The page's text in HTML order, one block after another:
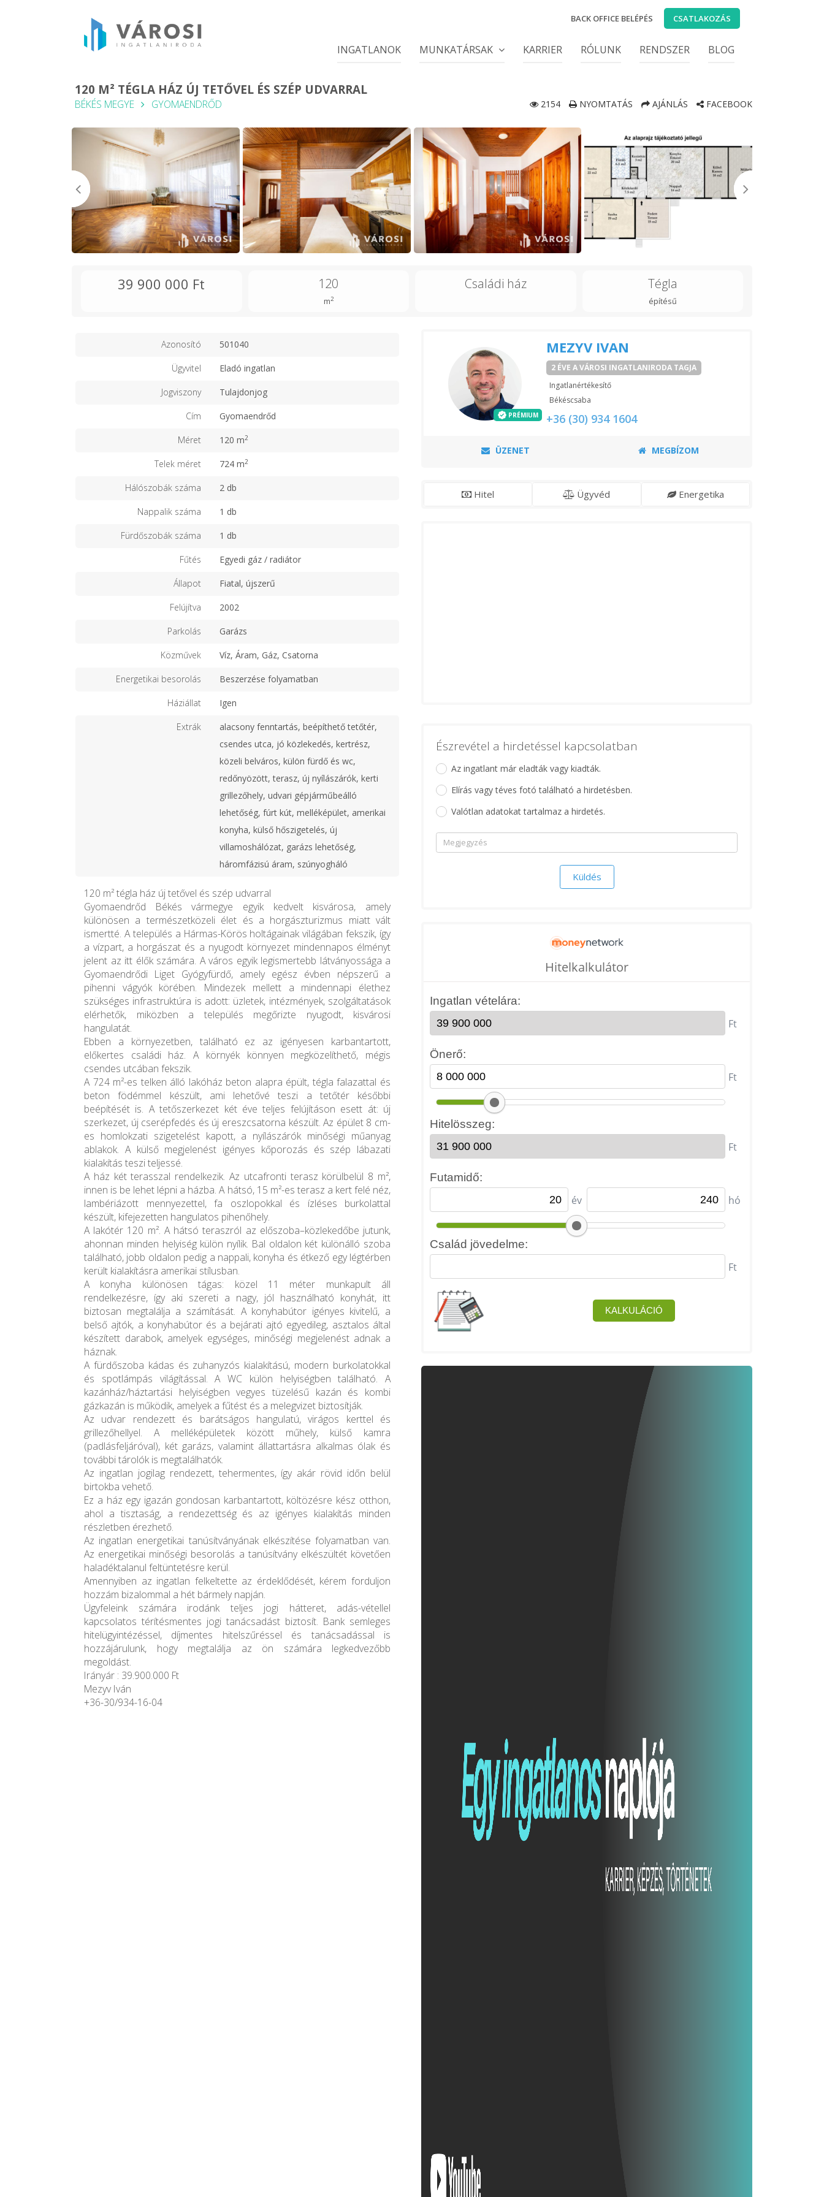
BACK OFFICE BELÉPÉS CSATLAKOZÁS
INGATLANOK MUNKATÁRSAK KARRIER RÓLUNK RENDSZER BLOG
120 M² TÉGLA HÁZ ÚJ TETŐVEL ÉS SZÉP UDVARRAL
BÉKÉS MEGYE GYOMAENDRŐD 2154 NYOMTATÁS AJÁNLÁS FACEBOOK
39 900 000 Ft 120
m2
Családi ház Tégla
építésű
Azonosító 501040
Ügyvitel Eladó ingatlan
Jogviszony Tulajdonjog
Cím Gyomaendrőd
Méret 120 m2
Telek méret 724 m2
Hálószobák száma 2 db
Nappalik száma 1 db
Fürdőszobák száma 1 db
Fűtés Egyedi gáz / radiátor
Állapot Fiatal, újszerű
Felújítva 2002
Parkolás Garázs
Közművek Víz, Áram, Gáz, Csatorna
Energetikai besorolás Beszerzése folyamatban
Háziállat Igen
Extrák
alacsony fenntartás, beépíthető tetőtér,
csendes utca, jó közlekedés, kertrész,
közeli belváros, külön fürdő és wc,
redőnyözött, terasz, új nyílászárók, kerti
grillezőhely, udvari gépjárműbeálló
lehetőség, fúrt kút, melléképület, amerikai
konyha, külső hőszigetelés, új
villamoshálózat, garázs lehetőség,
háromfázisú áram, szúnyogháló
120 m² tégla ház új tetővel és szép udvarral
Gyomaendrőd Békés vármegye egyik kedvelt kisvárosa, amely
különösen a természetközeli élet és a horgászturizmus miatt vált
ismertté. A település a Hármas-Körös holtágainak világában fekszik, így
a vízpart, a horgászat és a nyugodt környezet mindennapos élményt
jelent az itt élők számára. A város egyik legismertebb látványossága a
Gyomaendrődi Liget Gyógyfürdő, amely egész évben népszerű a
pihenni vágyók körében. Mindezek mellett a mindennapi élethez
szükséges infrastruktúra is adott: üzletek, intézmények, szolgáltatások
elérhetők, miközben a település megőrizte nyugodt, kisvárosi
hangulatát.
Ebben a környezetben, található ez az igényesen karbantartott,
előkertes családi ház. A környék könnyen megközelíthető, mégis
csendes utcában fekszik.
A 724 m²-es telken álló lakóház beton alapra épült, tégla falazattal és
beton födémmel készült, ami lehetővé teszi a tetőtér későbbi
beépítését is. A tetőszerkezet két éve teljes felújításon esett át: új
szerkezet, új cserépfedés és új ereszcsatorna készült. Az épület 8 cm-
es homlokzati szigetelést kapott, a nyílászárók minőségi műanyag
ablakok. A külső megjelenést igényes kőporozás és szép lábazati
kialakítás teszi teljessé.
A ház két terasszal rendelkezik. Az utcafronti terasz körülbelül 8 m²,
innen is be lehet lépni a házba. A hátsó, 15 m²-es terasz a kert felé néz,
lambériázott mennyezettel, fa oszlopokkal és ízléses burkolattal
készült, kifejezetten hangulatos pihenőhely.
A lakótér 120 m². A hátsó teraszról az előszoba–közlekedőbe jutunk,
ahonnan minden helyiség külön nyílik. Bal oldalon két különálló szoba
található, jobb oldalon pedig a nappali, konyha és étkező egy légtérben
került kialakításra amerikai stílusban.
A konyha különösen tágas: közel 11 méter munkapult áll
rendelkezésre, így aki szereti a nagy, jól használható konyhát, itt
biztosan megtalálja a számítását. A konyhabútor igényes kivitelű, a
belső ajtók, a konyhabútor és a bejárati ajtó egyedileg, asztalos által
készített darabok, amelyek egységes, minőségi megjelenést adnak a
háznak.
A fürdőszoba kádas és zuhanyzós kialakítású, modern burkolatokkal
és spotlámpás világítással. A WC külön helyiségben található. A
kazánház/háztartási helyiségben vegyes tüzelésű kazán és kombi
gázkazán is működik, amelyek a fűtést és a melegvizet biztosítják.
Az udvar rendezett és barátságos hangulatú, virágos kerttel és
grillezőhellyel. A melléképületek között műhely, külső kamra
(padlásfeljáróval), két garázs, valamint állattartásra alkalmas ólak és
további tárolók is megtalálhatók.
Az ingatlan jogilag rendezett, tehermentes, így akár rövid időn belül
birtokba vehető.
Ez a ház egy igazán gondosan karbantartott, költözésre kész otthon,
ahol a tisztaság, a rendezettség és az igényes kialakítás minden
részletben érezhető.
Az ingatlan energetikai tanúsítványának elkészítése folyamatban van.
Az energetikai minőségi besorolás a tanúsítvány elkészültét követően
haladéktalanul feltüntetésre kerül.
Amennyiben az ingatlan felkeltette az érdeklődését, kérem forduljon
hozzám bizalommal a hét bármely napján.
Ügyfeleink számára irodánk teljes jogi hátteret, adás-vétellel
kapcsolatos térítésmentes jogi tanácsadást biztosít. Bank semleges
hitelügyintézéssel, díjmentes hitelszűréssel és tanácsadással is
hozzájárulunk, hogy megtalálja az ön számára legkedvezőbb
megoldást.
Irányár : 39.900.000 Ft
Mezyv Iván
+36-30/934-16-04
PRÉMIUM
MEZYV IVAN
2 ÉVE A VÁROSI INGATLANIRODA TAGJA
Ingatlanértékesítő
Békéscsaba
+36 (30) 934 1604
ÜZENET MEGBÍZOM
Hitel Ügyvéd Energetika
Észrevétel a hirdetéssel kapcsolatban
Az ingatlant már eladták vagy kiadták.
Elírás vagy téves fotó található a hirdetésben.
Valótlan adatokat tartalmaz a hirdetés.